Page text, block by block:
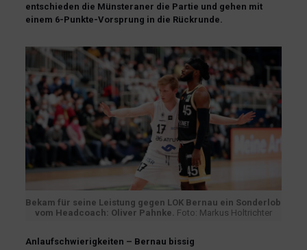
entschieden die Münsteraner die Partie und gehen mit
einem 6-Punkte-Vorsprung in die Rückrunde.
Bekam für seine Leistung gegen LOK Bernau ein Sonderlob
vom Headcoach: Oliver Pahnke. Foto: Markus Holtrichter
Anlaufschwierigkeiten – Bernau bissig